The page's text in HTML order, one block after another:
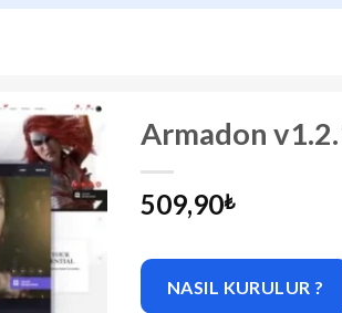
Armadon
509,90₺
NASIL KURULUR ?